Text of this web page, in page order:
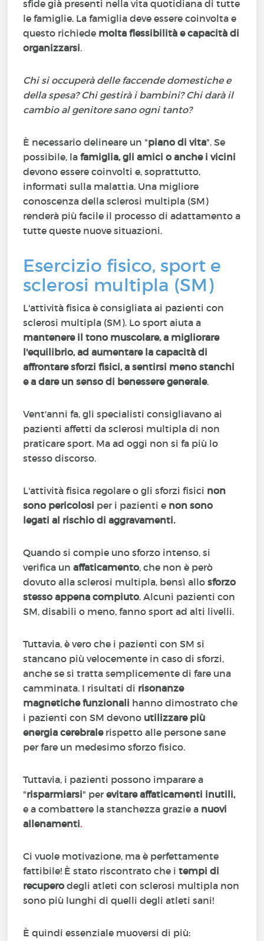
sfide già presenti nella vita quotidiana di tutte
le famiglie. La famiglia deve essere coinvolta e
questo richiede molta flessibilità e capacità di
organizzarsi.
Chi si occuperà delle faccende domestiche e
della spesa? Chi gestirà i bambini? Chi darà il
cambio al genitore sano ogni tanto?
È necessario delineare un "piano di vita". Se
possibile, lafamiglia, gli amici o anche i vicini
devono essere coinvolti e, soprattutto,
informati sulla malattia. Una migliore
conoscenza della sclerosi multipla (SM)
renderà più facile il processo di adattamento a
tutte queste nuove situazioni.
Esercizio fisico, sport e
sclerosi multipla (SM)
L'attività fisica è consigliata ai pazienti con
sclerosi multipla (SM). Lo sport aiuta a
mantenere il tono muscolare, a migliorare
l'equilibrio, ad aumentare la capacità di
affrontare sforzi fisici, a sentirsi meno stanchi
e a dare un senso di benessere generale.
Vent'anni fa, gli specialisti consigliavano ai
pazienti affetti da sclerosi multipla di non
praticare sport. Ma ad oggi non si fa più lo
stesso discorso.
L'attività fisica regolare o gli sforzi fisici non
sono pericolosi per i pazienti e non sono
legati al rischio di aggravamenti.
Quando si compie uno sforzo intenso, si
verifica unaffaticamento, che non è però
dovuto alla sclerosi multipla, bensì allosforzo
stesso appena compiuto. Alcuni pazienti con
SM, disabili o meno, fanno sport ad alti livelli.
Tuttavia, è vero che i pazienti con SM si
stancano più velocemente in caso di sforzi,
anche se si tratta semplicemente di fare una
camminata. I risultati di risonanze
magnetiche funzionali hanno dimostrato che
i pazienti con SM devono utilizzare più
energia cerebrale rispetto alle persone sane
per fare un medesimo sforzo fisico.
Tuttavia, i pazienti possono imparare a
"risparmiarsi" perevitare affaticamenti inutili,
e a combattere la stanchezza grazie a nuovi
allenamenti.
Ci vuole motivazione, ma è perfettamente
fattibile! È stato riscontrato che itempi di
recuperodegli atleti con sclerosi multipla non
sono più lunghi di quelli degli atleti sani!
È quindi essenziale muoversi di più: